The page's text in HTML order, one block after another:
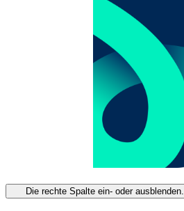
Die rechte Spalte ein- oder ausblenden.